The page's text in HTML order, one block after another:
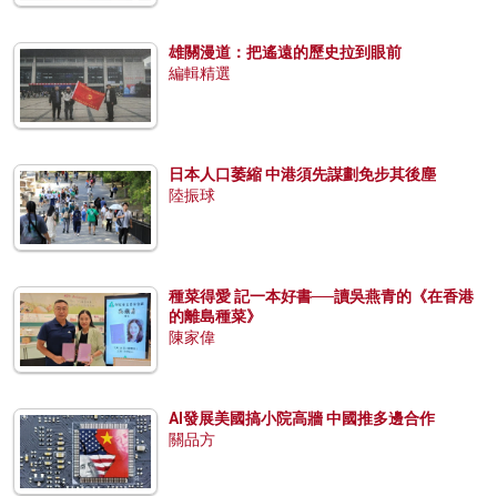
雄關漫道：把遙遠的歷史拉到眼前
編輯精選
日本人口萎縮 中港須先謀劃免步其後塵
陸振球
種菜得愛 記一本好書──讀吳燕青的《在香港
的離島種菜》
陳家偉
AI發展美國搞小院高牆 中國推多邊合作
關品方